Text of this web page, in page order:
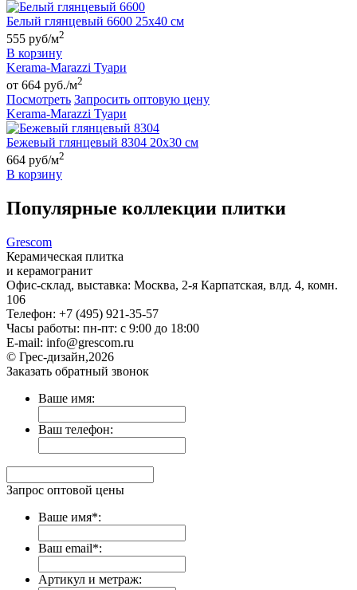
Белый глянцевый 6600 25х40 см
555 руб/м2
В корзину
Kerama-Marazzi Туари
от 664 руб./м2
Посмотреть Запросить оптовую цену
Kerama-Marazzi Туари
Бежевый глянцевый 8304 20х30 см
664 руб/м2
В корзину
Популярные коллекции плитки
Grescom
Керамическая плитка
и керамогранит
Офис-склад, выставка: Москва, 2-я Карпатская, влд. 4, комн.
106
Телефон: +7 (495) 921-35-57
Часы работы: пн-пт: с 9:00 до 18:00
E-mail: info@grescom.ru
© Грес-дизайн,2026
Заказать обратный звонок
Ваше имя:
Ваш телефон:
Запрос оптовой цены
Ваше имя*:
Ваш email*:
Артикул и метраж: